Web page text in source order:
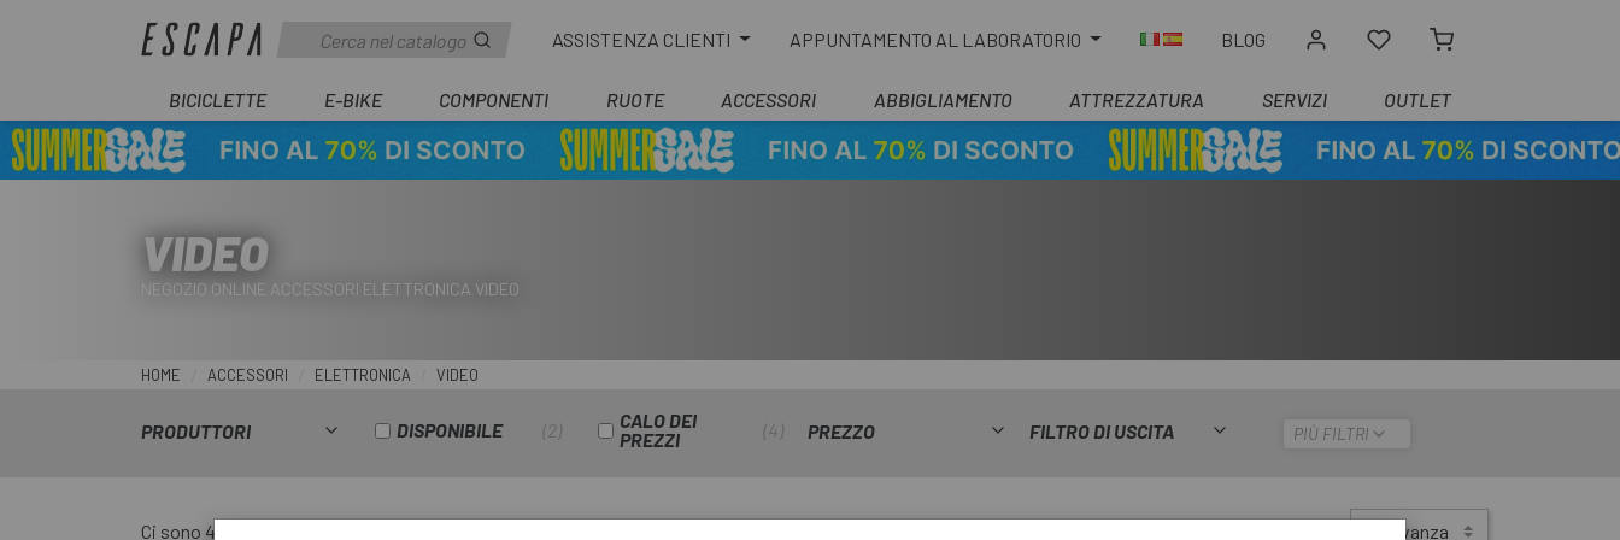
ASSISTENZA CLIENTI APPUNTAMENTO AL LABORATORIO BLOG
BICICLETTE E-BIKE COMPONENTI RUOTE ACCESSORI ABBIGLIAMENTO ATTREZZATURA SERVIZI OUTLET
VIDEO
NEGOZIO ONLINE ACCESSORI ELETTRONICA VIDEO
HOME ACCESSORI ELETTRONICA VIDEO
PRODUTTORI DISPONIBILE 2
CALO DEI
PREZZI
4 PREZZO FILTRO DI USCITA PIÙ FILTRI
Ci sono 4 prodotti. Rilevanza